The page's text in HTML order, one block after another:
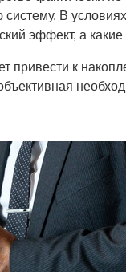
В
эффект, а
привести к